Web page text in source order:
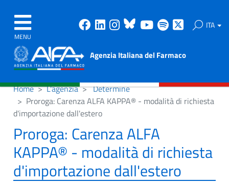
MENU
Facebook
Linkedin
Instagram
Bluesky
Youtube
Spotify ITA
Agenzia Italiana del Farmaco
Home L'agenzia
Determine
Proroga: Carenza ALFA KAPPA® - modalità di richiesta
d'importazione dall'estero
Proroga: Carenza ALFA
KAPPA® - modalità di richiesta
d'importazione dall'estero